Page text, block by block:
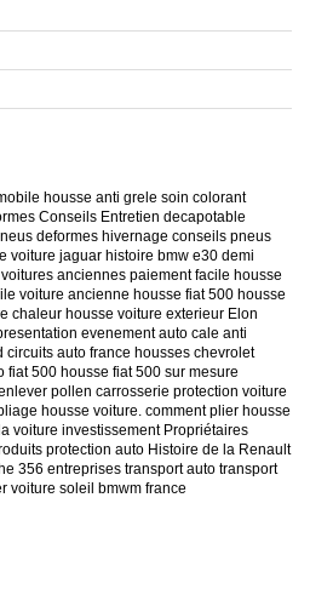
housse anti grele soin colorant
Conseils Entretien decapotable
deformes hivernage conseils pneus
voiture jaguar histoire bmw e30 demi
anciennes paiement facile housse
voiture ancienne housse fiat 500 housse
chaleur housse voiture exterieur Elon
evenement auto cale anti
circuits auto france housses chevrolet
fiat 500 housse fiat 500 sur mesure
pollen carrosserie protection voiture
housse voiture. comment plier housse
voiture investissement Propriétaires
protection auto Histoire de la Renault
356 entreprises transport auto transport
voiture soleil bmwm france